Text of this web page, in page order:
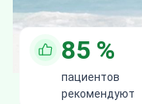
85 %
пациентов
рекомендуют